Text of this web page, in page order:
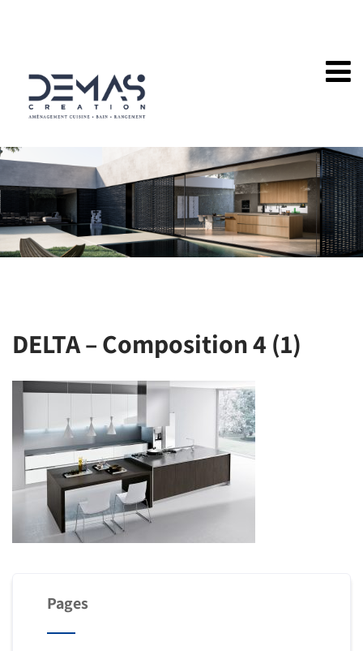
DELTA – Composition 4 (1)
Pages